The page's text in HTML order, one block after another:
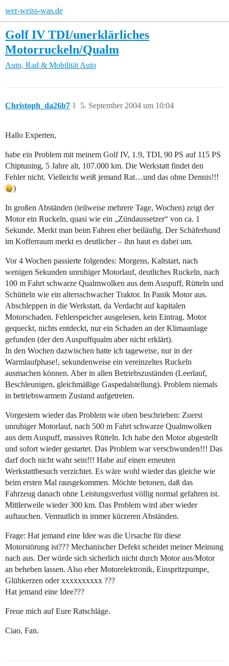
wer-weiss-was.de
Golf IV TDI/unerklärliches
Motorruckeln/Qualm
Auto, Rad & Mobilität Auto
Christoph_da26b7 5. September 2004 um 10:04
1
Hallo Experten,
habe ein Problem mit meinem Golf IV, 1.9, TDI, 90 PS auf 115 PS
Chiptuning, 5 Jahre alt, 107.000 km. Die Werkstatt findet den
Fehler nicht. Vielleicht weiß jemand Rat…und das ohne Dennis!!!
)
In großen Abständen (teilweise mehrere Tage, Wochen) zeigt der
Motor ein Ruckeln, quasi wie ein „Zündaussetzer“ von ca. 1
Sekunde. Merkt man beim Fahren eher beiläufig. Der Schäferhund
im Kofferraum merkt es deutlicher – ihn haut es dabei um.
Vor 4 Wochen passierte folgendes: Morgens, Kaltstart, nach
wenigen Sekunden unruhiger Motorlauf, deutliches Ruckeln, nach
100 m Fahrt schwarze Qualmwolken aus dem Auspuff, Rütteln und
Schütteln wie ein altersschwacher Traktor. In Panik Motor aus.
Abschleppen in die Werkstatt, da Verdacht auf kapitalen
Motorschaden. Fehlerspeicher ausgelesen, kein Eintrag. Motor
gequeckt, nichts entdeckt, nur ein Schaden an der Klimaanlage
gefunden (der den Auspuffqualm aber nicht erklärt).
In den Wochen dazwischen hatte ich tageweise, nur in der
Warmlaufphase!, sekundenweise ein vereinzeltes Ruckeln
ausmachen können. Aber in allen Betriebszuständen (Leerlauf,
Beschleunigen, gleichmäßige Gaspedalstellung). Problem niemals
in betriebswarmem Zustand aufgetreten.
Vorgestern wieder das Problem wie oben beschrieben: Zuerst
unruhiger Motorlauf, nach 500 m Fahrt schwarze Qualmwolken
aus dem Auspuff, massives Rütteln. Ich habe den Motor abgestellt
und sofort wieder gestartet. Das Problem war verschwunden!!! Das
darf doch nicht wahr sein!!! Habe auf einen erneuten
Werkstattbesuch verzichtet. Es wäre wohl wieder das gleiche wie
beim ersten Mal rausgekommen. Möchte betonen, daß das
Fahrzeug danach ohne Leistungsverlust völlig normal gefahren ist.
Mittlerweile wieder 300 km. Das Problem wird aber wieder
auftauchen. Vermutlich in immer kürzeren Abständen.
Frage: Hat jemand eine Idee was die Ursache für diese
Motorstörung ist??? Mechanischer Defekt scheidet meiner Meinung
nach aus. Der würde sich sicherlich nicht durch Motor aus/Motor
an beheben lassen. Also eher Motorelektronik, Einspritzpumpe,
Glühkerzen oder xxxxxxxxxx ???
Hat jemand eine Idee???
Freue mich auf Eure Ratschläge.
Ciao, Fan.